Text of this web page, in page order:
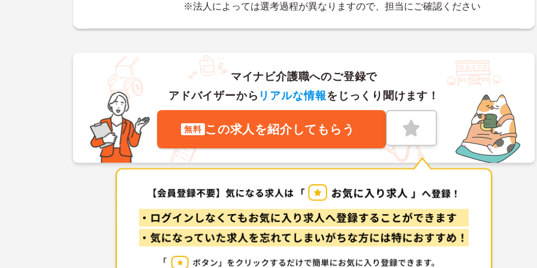
※法人によっては選考過程が異なりますので、担当にご確認ください
マイナビ介護職へのご登録で
アドバイザーから リアルな情報をじっくり聞けます！
無料 この求人を紹介してもらう